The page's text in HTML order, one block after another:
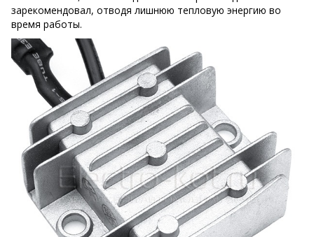
зарекомендовал, отводя лишнюю тепловую энергию во
время работы.